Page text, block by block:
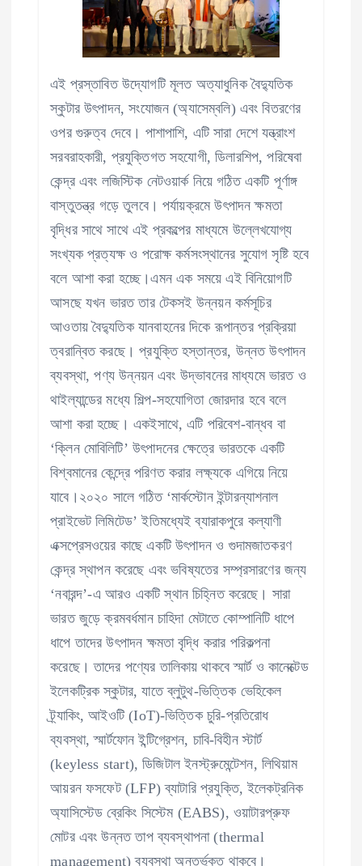
এই প্রস্তাবিত উদ্যোগটি মূলত অত্যাধুনিক বৈদ্যুতিক
স্কুটার উৎপাদন, সংযোজন (অ্যাসেম্বলি) এবং বিতরণের
ওপর গুরুত্ব দেবে। পাশাপাশি, এটি সারা দেশে যন্ত্রাংশ
সরবরাহকারী, প্রযুক্তিগত সহযোগী, ডিলারশিপ, পরিষেবা
কেন্দ্র এবং লজিস্টিক নেটওয়ার্ক নিয়ে গঠিত একটি পূর্ণাঙ্গ
বাস্তুতন্ত্র গড়ে তুলবে। পর্যায়ক্রমে উৎপাদন ক্ষমতা
বৃদ্ধির সাথে সাথে এই প্রকল্পের মাধ্যমে উল্লেখযোগ্য
সংখ্যক প্রত্যক্ষ ও পরোক্ষ কর্মসংস্থানের সুযোগ সৃষ্টি হবে
বলে আশা করা হচ্ছে।এমন এক সময়ে এই বিনিয়োগটি
আসছে যখন ভারত তার টেকসই উন্নয়ন কর্মসূচির
আওতায় বৈদ্যুতিক যানবাহনের দিকে রূপান্তর প্রক্রিয়া
ত্বরান্বিত করছে। প্রযুক্তি হস্তান্তর, উন্নত উৎপাদন
ব্যবস্থা, পণ্য উন্নয়ন এবং উদ্ভাবনের মাধ্যমে ভারত ও
থাইল্যান্ডের মধ্যে শিল্প-সহযোগিতা জোরদার হবে বলে
আশা করা হচ্ছে। একইসাথে, এটি পরিবেশ-বান্ধব বা
‘ক্লিন মোবিলিটি’ উৎপাদনের ক্ষেত্রে ভারতকে একটি
বিশ্বমানের কেন্দ্রে পরিণত করার লক্ষ্যকে এগিয়ে নিয়ে
যাবে।২০২০ সালে গঠিত ‘মার্কস্টোন ইন্টারন্যাশনাল
প্রাইভেট লিমিটেড’ ইতিমধ্যেই ব্যারাকপুরে কল্যাণী
এক্সপ্রেসওয়ের কাছে একটি উৎপাদন ও গুদামজাতকরণ
কেন্দ্র স্থাপন করেছে এবং ভবিষ্যতের সম্প্রসারণের জন্য
‘নবারন্দ’-এ আরও একটি স্থান চিহ্নিত করেছে। সারা
ভারত জুড়ে ক্রমবর্ধমান চাহিদা মেটাতে কোম্পানিটি ধাপে
ধাপে তাদের উৎপাদন ক্ষমতা বৃদ্ধি করার পরিকল্পনা
করেছে। তাদের পণ্যের তালিকায় থাকবে স্মার্ট ও কানেক্টেড
ইলেকট্রিক স্কুটার, যাতে ব্লুটুথ-ভিত্তিক ভেহিকেল
ট্র্যাকিং, আইওটি (IoT)-ভিত্তিক চুরি-প্রতিরোধ
ব্যবস্থা, স্মার্টফোন ইন্টিগ্রেশন, চাবি-বিহীন স্টার্ট
(keyless start), ডিজিটাল ইনস্ট্রুমেন্টেশন, লিথিয়াম
আয়রন ফসফেট (LFP) ব্যাটারি প্রযুক্তি, ইলেকট্রনিক
অ্যাসিস্টেড ব্রেকিং সিস্টেম (EABS), ওয়াটারপ্রুফ
মোটর এবং উন্নত তাপ ব্যবস্থাপনা (thermal
management) ব্যবস্থা অন্তর্ভুক্ত থাকবে।